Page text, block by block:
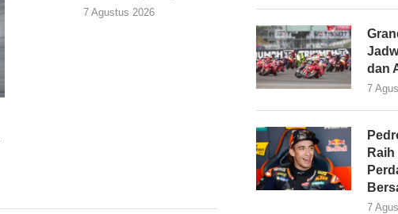
7 Agustus 2026
dan
7
7